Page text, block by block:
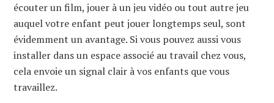
écouter un film, jouer à un jeu vidéo ou tout autre jeu
auquel votre enfant peut jouer longtemps seul, sont
évidemment un avantage. Si vous pouvez aussi vous
installer dans un espace associé au travail chez vous,
cela envoie un signal clair à vos enfants que vous
travaillez.